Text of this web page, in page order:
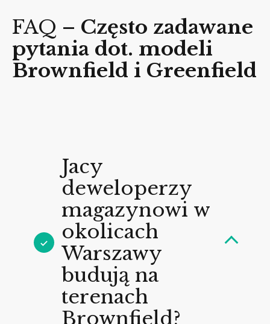
FAQ – Często zadawane
pytania dot. modeli
Brownfield i Greenfield
Jacy
deweloperzy
magazynowi w
okolicach
Warszawy
budują na
terenach
Brownfield?